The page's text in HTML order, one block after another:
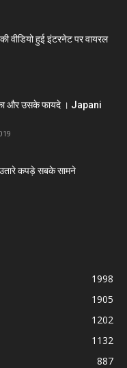
वीडियो हुई इंटरनेट पर वायरल
और उसके फायदे । Japani
कपड़े सबके सामने
1998
1905
1202
1132
887